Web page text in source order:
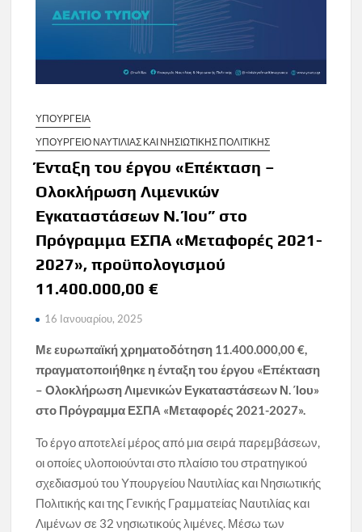
ΥΠΟΥΡΓΕΙΑ
ΥΠΟΥΡΓΕΙΟ ΝΑΥΤΙΛΙΑΣ ΚΑΙ ΝΗΣΙΩΤΙΚΗΣ ΠΟΛΙΤΙΚΗΣ
Ένταξη του έργου «Επέκταση –
Ολοκλήρωση Λιμενικών
Εγκαταστάσεων Ν. Ίου” στο
Πρόγραμμα ΕΣΠΑ «Μεταφορές 2021-
2027», προϋπολογισμού
11.400.000,00 €
16 Ιανουαρίου, 2025
Με ευρωπαϊκή χρηματοδότηση 11.400.000,00 €,
πραγματοποιήθηκε η ένταξη του έργου «Επέκταση
– Ολοκλήρωση Λιμενικών Εγκαταστάσεων Ν. Ίου»
στο Πρόγραμμα ΕΣΠΑ «Μεταφορές 2021-2027».
Το έργο αποτελεί μέρος από μια σειρά παρεμβάσεων,
οι οποίες υλοποιούνται στο πλαίσιο του στρατηγικού
σχεδιασμού του Υπουργείου Ναυτιλίας και Νησιωτικής
Πολιτικής και της Γενικής Γραμματείας Ναυτιλίας και
Λιμένων σε 32 νησιωτικούς λιμένες. Μέσω των